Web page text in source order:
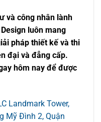
và công nhân lành
luôn mang
pháp thiết kế và thi
đại và đẳng cấp.
hôm nay để được
Landmark Tower,
Mỹ Đình 2, Quận